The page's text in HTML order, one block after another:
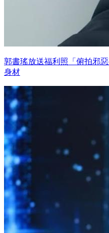
郭書瑤放送福利照「俯拍邪
身材